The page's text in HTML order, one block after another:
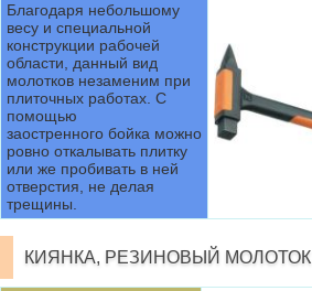
Благодаря небольшому
весу и специальной
конструкции рабочей
области, данный вид
молотков незаменим при
плиточных работах. С
помощью
заостренного бойка можно
ровно откалывать плитку
или же пробивать в ней
отверстия, не делая
трещины.
КИЯНКА, РЕЗИНОВЫЙ МОЛОТОК